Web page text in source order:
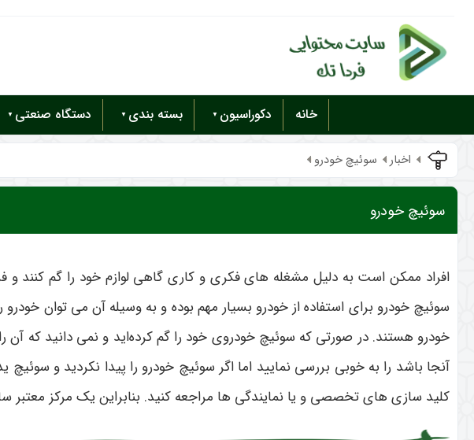
خانه دکوراسیون بسته بندی دستگاه صنعتی
اخبار سوئیچ خودرو
سوئیچ خودرو
افراد ممکن است به دلیل مشغله های فکری و کاری گاهی لوازم خود را گم کنند
سوئیچ خودرو برای استفاده از خودرو بسیار مهم بوده و به وسیله آن می توان
خودرو هستند. در صورتی که سوئیچ خودروی خود را گم کرده‌اید و نمی دانید که آن
آنجا باشد را به خوبی بررسی نمایید اما اگر سوئیچ خودرو را پیدا نکردید و
کلید سازی های تخصصی و یا نمایندگی ها مراجعه کنید. بنابراین یک مرکز